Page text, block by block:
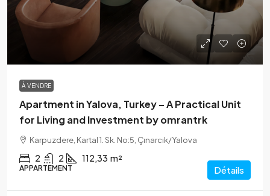
À VENDRE
Apartment in Yalova, Turkey – A Practical Unit
for Living and Investment by omrantrk
Karpuzdere, Kartal 1. Sk. No:5, Çınarcık/Yalova
2 2 112,33 m²
APPARTEMENT Détails